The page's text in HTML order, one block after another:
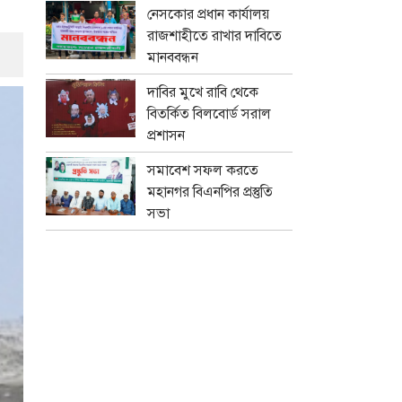
নেসকোর প্রধান কার্যালয়
রাজশাহীতে রাখার দাবিতে
মানববন্ধন
দাবির মুখে রাবি থেকে
বিতর্কিত বিলবোর্ড সরাল
প্রশাসন
সমাবেশ সফল করতে
মহানগর বিএনপির প্রস্তুতি
সভা